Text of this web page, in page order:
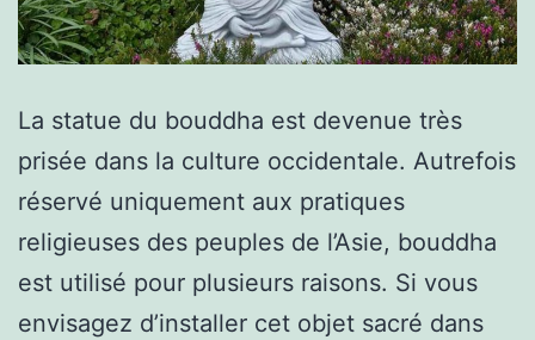
La statue du bouddha est devenue très
prisée dans la culture occidentale. Autrefois
réservé uniquement aux pratiques
religieuses des peuples de l’Asie, bouddha
est utilisé pour plusieurs raisons. Si vous
envisagez d’installer cet objet sacré dans